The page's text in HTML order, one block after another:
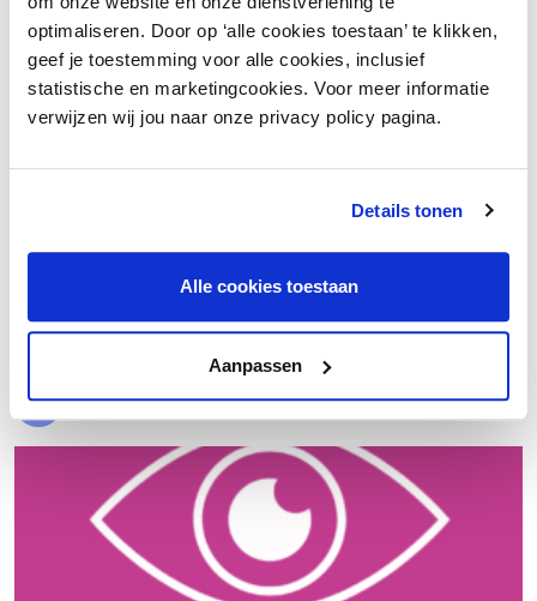
optimaliseren. Door op ‘alle cookies toestaan’ te klikken,
geef je toestemming voor alle cookies, inclusief
statistische en marketingcookies. Voor meer informatie
verwijzen wij jou naar onze privacy policy pagina.
Details tonen
Alle cookies toestaan
Aanpassen
Laad meer
Evenementen